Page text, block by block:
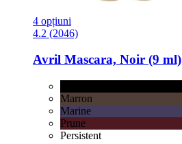
4 opțiuni
4.2 (2046)
Avril Mascara, Noir (9 ml)
Marron
Marine
Prune
Persistent